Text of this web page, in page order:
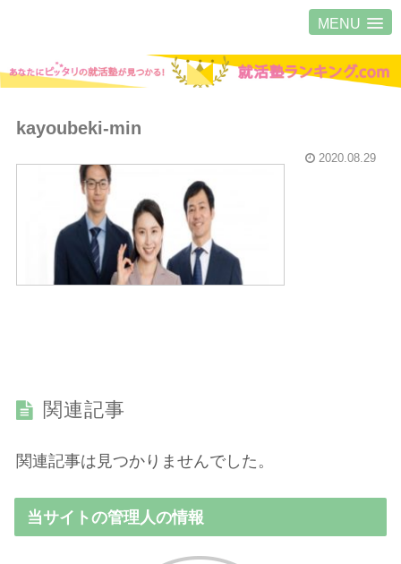
MENU
kayoubeki-min
2020.08.29
関連記事
関連記事は見つかりませんでした。
当サイトの管理人の情報